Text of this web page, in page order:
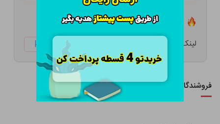
لینک کوتاه: ketabtala.com/sbp-26308
فروشندگان این کالا